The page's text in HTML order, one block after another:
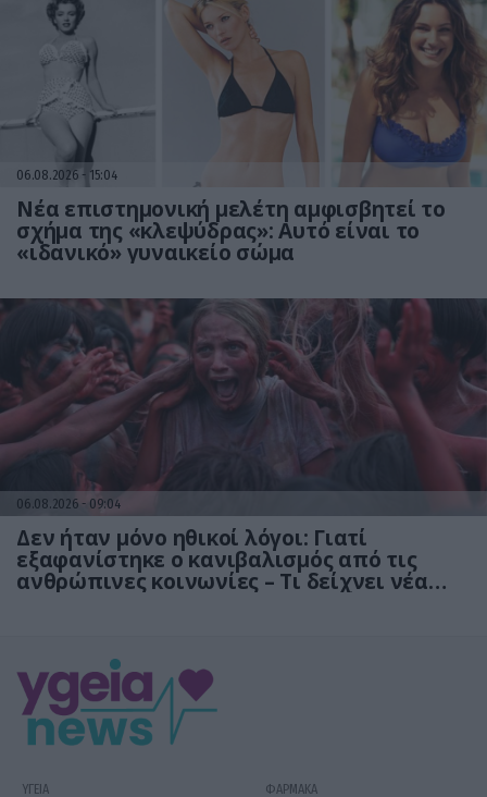
06.08.2026 15:04
Νέα επιστημονική μελέτη αμφισβητεί το
σχήμα της «κλεψύδρας»: Αυτό είναι το
«ιδανικό» γυναικείο σώμα
06.08.2026 09:04
Δεν ήταν μόνο ηθικοί λόγοι: Γιατί
εξαφανίστηκε ο κανιβαλισμός από τις
ανθρώπινες κοινωνίες – Τι δείχνει νέα
ΥΓΕΙΑ ΦΑΡΜΑΚΑ